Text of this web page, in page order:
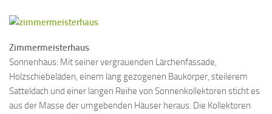
Zimmermeisterhaus
Sonnenhaus: Mit seiner vergrauenden Lärchenfassade,
Holzschiebeläden, einem lang gezogenen Baukörper, steilerem
Satteldach und einer langen Reihe von Sonnenkollektoren sticht es
aus der Masse der umgebenden Häuser heraus. Die Kollektoren